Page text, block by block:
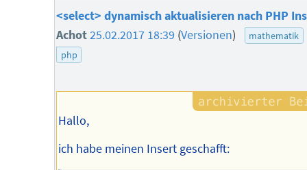
<select> dynamisch aktualisieren nach PHP
Achot25.02.2017 18:39 (Versionen)
mathematik
php
Hallo,
ich habe meinen Insert geschafft: